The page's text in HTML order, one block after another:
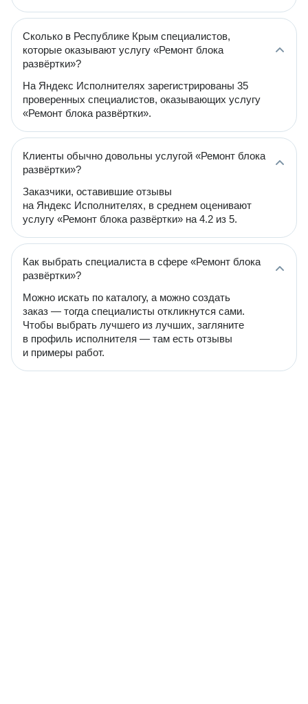
Сколько в Республике Крым специалистов,
которые оказывают услугу «Ремонт блока
развёртки»?
На Яндекс Исполнителях зарегистрированы 35
проверенных специалистов, оказывающих услугу
«Ремонт блока развёртки».
Клиенты обычно довольны услугой «Ремонт блока
развёртки»?
Заказчики, оставившие отзывы
на Яндекс Исполнителях, в среднем оценивают
услугу «Ремонт блока развёртки» на 4.2 из 5.
Как выбрать специалиста в сфере «Ремонт блока
развёртки»?
Можно искать по каталогу, а можно создать
заказ — тогда специалисты откликнутся сами.
Чтобы выбрать лучшего из лучших, загляните
в профиль исполнителя — там есть отзывы
и примеры работ.